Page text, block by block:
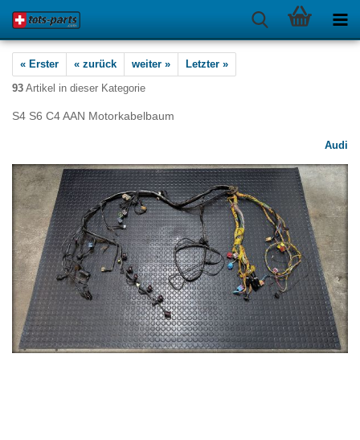
« Erster « zurück weiter »
Letzter »
93 Artikel in dieser Kategorie
S4 S6 C4 AAN Motorkabelbaum
Audi